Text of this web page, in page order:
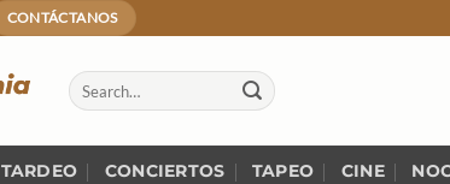
CONTÁCTANOS
TARDEO CONCIERTOS TAPEO CINE